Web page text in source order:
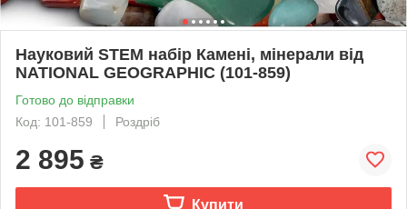
Науковий STEM набір Камені, мінерали від
NATIONAL GEOGRAPHIC (101-859)
Готово до відправки
Код: 101-859
Роздріб
2 895 ₴
Купити